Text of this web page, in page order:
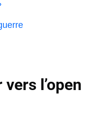
l’open